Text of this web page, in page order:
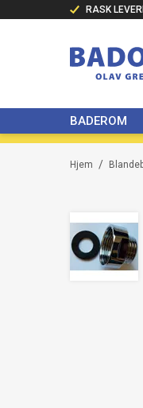
RASK
BADEROM
/
Hjem